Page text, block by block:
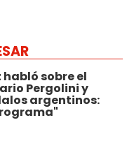
habló sobre el
Pergolini y
argentinos: